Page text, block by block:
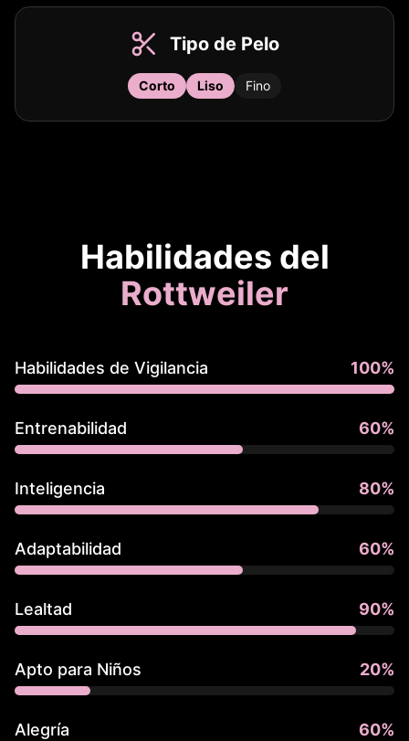
Tipo de Pelo
Corto Liso Fino
Habilidades del
Rottweiler
Habilidades de Vigilancia 100%
Entrenabilidad 60%
Inteligencia 80%
Adaptabilidad 60%
Lealtad 90%
Apto para Niños 20%
Alegría 60%